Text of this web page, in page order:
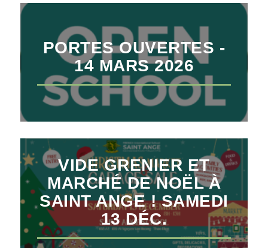
PORTES OUVERTES -
14 MARS 2026
VIDE GRENIER ET
MARCHÉ DE NOËL À
SAINT ANGE ! SAMEDI
13 DÉC.